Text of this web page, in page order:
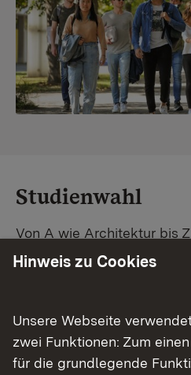
Studienwahl
Von A wie Architektur bis
Baden-Württemberg
Studiengangsuche
Studienplatz. Außerdem
Schritt-Anleitung zu
Hinweis zu Cookies
Unsere Webseite
zwei Funktionen: Zum
für die grundlegende